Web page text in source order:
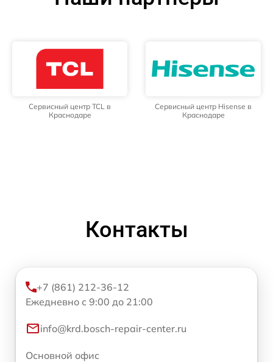
Сервисный центр TCL в
Краснодаре
Сервисный центр Hisense в
Краснодаре
Контакты
+7 (861) 212-36-12
Ежедневно с 9:00 до 21:00
info@krd.bosch-repair-center.ru
Основной офис